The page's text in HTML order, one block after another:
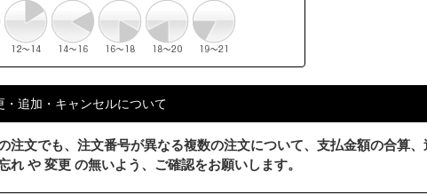
追加・キャンセルについて
注文でも、注文番号が異なる複数の注文について、支払金額の合算、
れ や 変更 の無いよう、ご確認をお願いします。